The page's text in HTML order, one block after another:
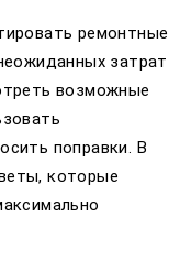
ремонтные
затрат
возможные
поправки. В
которые